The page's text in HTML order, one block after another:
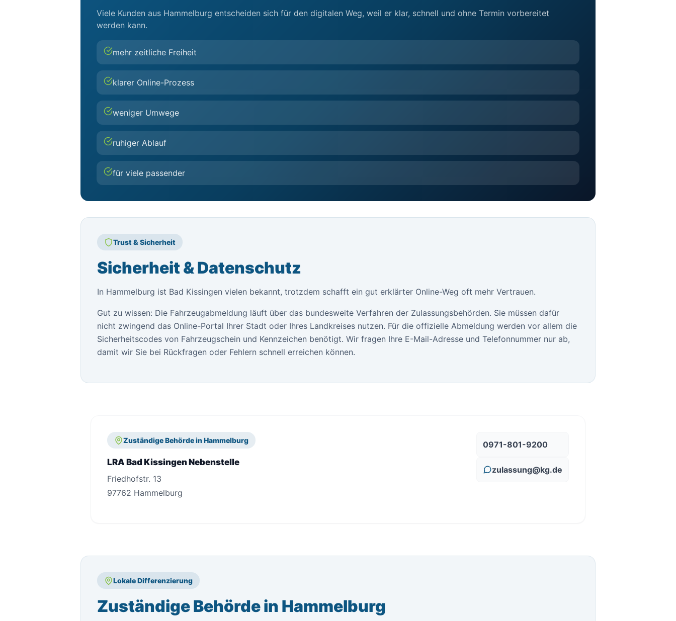
Viele Kunden aus Hammelburg entscheiden sich für den digitalen Weg, weil er klar, schnell und ohne Termin vorbereitet
werden kann.
mehr zeitliche Freiheit
klarer Online-Prozess
weniger Umwege
ruhiger Ablauf
für viele passender
Trust & Sicherheit
Sicherheit & Datenschutz
In Hammelburg ist Bad Kissingen vielen bekannt, trotzdem schafft ein gut erklärter Online-Weg oft mehr Vertrauen.
Gut zu wissen: Die Fahrzeugabmeldung läuft über das bundesweite Verfahren der Zulassungsbehörden. Sie müssen dafür
nicht zwingend das Online-Portal Ihrer Stadt oder Ihres Landkreises nutzen. Für die offizielle Abmeldung werden vor allem die
Sicherheitscodes von Fahrzeugschein und Kennzeichen benötigt. Wir fragen Ihre E-Mail-Adresse und Telefonnummer nur ab,
damit wir Sie bei Rückfragen oder Fehlern schnell erreichen können.
Zuständige Behörde in Hammelburg
LRA Bad Kissingen Nebenstelle
Friedhofstr. 13
97762 Hammelburg
0971-801-9200
zulassung@kg.de
Lokale Differenzierung
Zuständige Behörde in Hammelburg